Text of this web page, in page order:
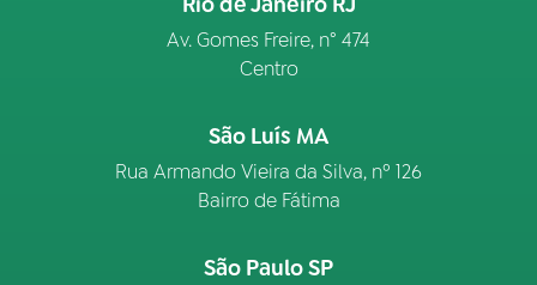
Av. Gomes Freire, n° 474
Centro
São Luís MA
Rua Armando Vieira da Silva, nº 126
Bairro de Fátima
São Paulo SP